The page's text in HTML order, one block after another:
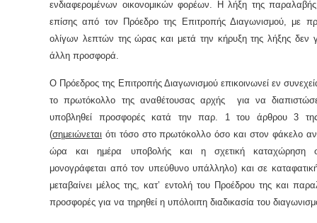
ενδιαφερομένων οικονομικών φορέων. Η λήξη της παραλαβής
επίσης από τον Πρόεδρο της Επιτροπής Διαγωνισμού, με
ολίγων λεπτών της ώρας και μετά την κήρυξη της λήξης δεν
άλλη προσφορά.
Ο Πρόεδρος της Επιτροπής Διαγωνισμού επικοινωνεί εν
το πρωτόκολλο της αναθέτουσας αρχής για να
υποβληθεί προσφορές κατά την παρ. 1 του άρθρου 3
(σημειώνεται ότι τόσο στο πρωτόκολλο όσο και στον φάκελο
ώρα και ημέρα υποβολής και η σχετική καταχώρηση
μονογράφεται από τον υπεύθυνο υπάλληλο) και σε
μεταβαίνει μέλος της, κατ’ εντολή του Προέδρου της και
προσφορές για να τηρηθεί η υπόλοιπη διαδικασία του